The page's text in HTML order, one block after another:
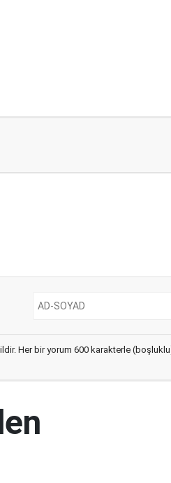
Her bir yorum 600 karakterle (boşluklu)